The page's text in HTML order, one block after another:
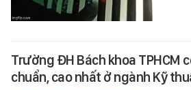
Trường ĐH Bách khoa TPHCM
chuẩn, cao nhất ở ngành Kỹ